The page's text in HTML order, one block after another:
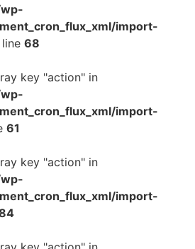
import-
68
key "action" in
import-
61
key "action" in
import-